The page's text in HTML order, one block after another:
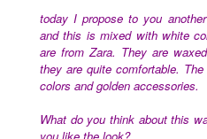
today I propose to you
and this is mixed with white
are from Zara. They are
they are quite comfortable.
colors and golden accessories.
What do you think about this